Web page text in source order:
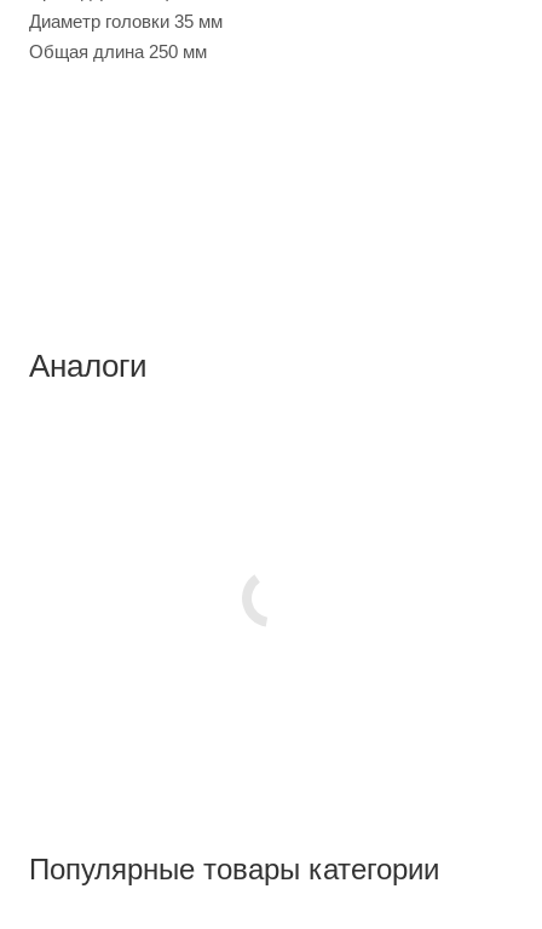
Диаметр головки 35 мм
Общая длина 250 мм
Аналоги
Популярные товары категории